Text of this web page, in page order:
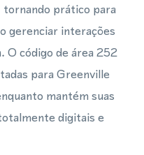
tornando prático para
gerenciar interações
O código de área 252
para Greenville
mantém suas
digitais e